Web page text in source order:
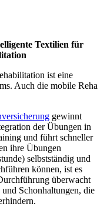
Textilien für
ist eine
Auch die mobile Reha
gewinnt
der Übungen in
und führt schneller
ihre Übungen
selbstständig und
können, ist es
überwacht
Schonhaltungen, die